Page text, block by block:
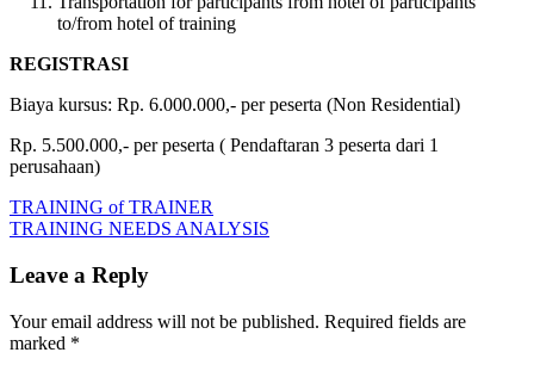
to/from hotel of training
REGISTRASI
Biaya kursus: Rp. 6.000.000,- per peserta (Non Residential)
Rp. 5.500.000,- per peserta ( Pendaftaran 3 peserta dari 1
perusahaan)
TRAINING
DESIGN
EVALUATION
Post
navigation
Previous
Post:
TRAINING of TRAINER
Next
TRAINING NEEDS ANALYSIS
Leave a Reply
Your email address will not be published. Required fields are
marked *